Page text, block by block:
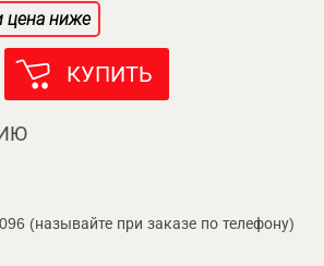
цена ниже
КУПИТЬ
(называйте при заказе по телефону)